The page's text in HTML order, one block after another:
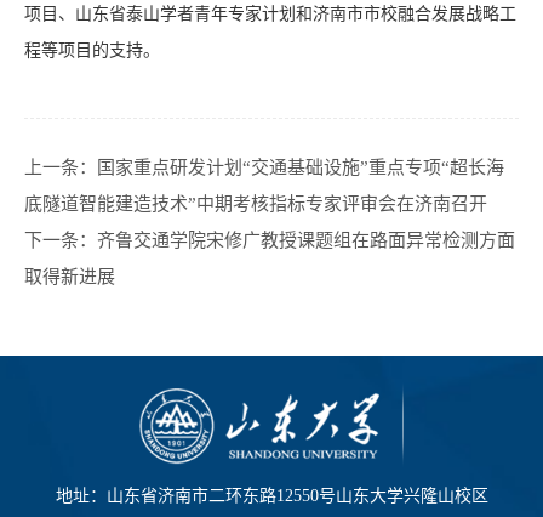
项目、山东省泰山学者青年专家计划和济南市市校融合发展战略工
程等项目的支持。
上一条：
国家重点研发计划“交通基础设施”重点专项“超长海
底隧道智能建造技术”中期考核指标专家评审会在济南召开
下一条： 齐鲁交通学院宋修广教授课题组在路面异常检测方面
取得新进展
地址：山东省济南市二环东路12550号山东大学兴隆山校区